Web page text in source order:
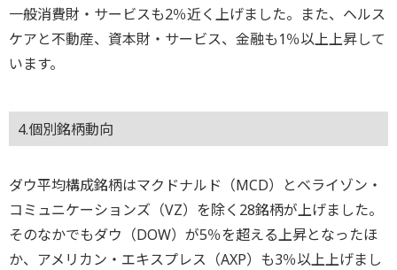
一般消費財・サービスも2％近く上げました。また、ヘルス
ケアと不動産、資本財・サービス、金融も1％以上上昇して
います。
4.個別銘柄動向
ダウ平均構成銘柄はマクドナルド（MCD）とベライゾン・
コミュニケーションズ（VZ）を除く28銘柄が上げました。
そのなかでもダウ（DOW）が5％を超える上昇となったほ
か、アメリカン・エキスプレス（AXP）も3％以上上げまし